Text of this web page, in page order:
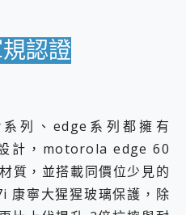
認證
列、edge系列都擁有
計，motorola edge 60
質，並搭載同價位少見的
寧大猩猩玻璃保護，除